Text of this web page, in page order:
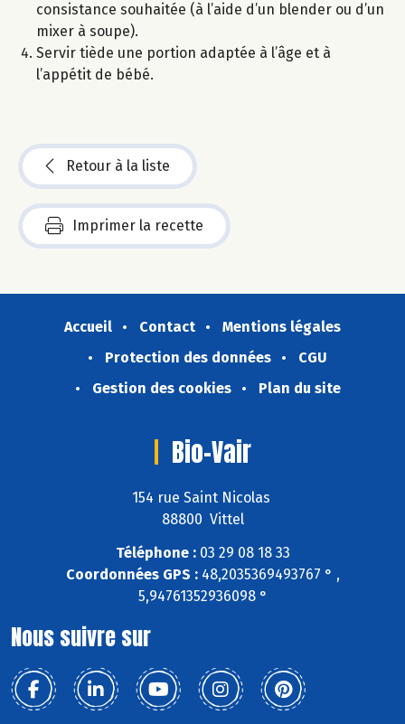
consistance souhaitée (à l’aide d’un blender ou d’un
mixer à soupe).
Servir tiède une portion adaptée à l’âge et à
l’appétit de bébé.
Retour à la liste
Imprimer la recette
Accueil Contact
Mentions légales
Protection des données
CGU
Gestion des cookies
Plan du site
Bio-Vair
154 rue Saint Nicolas
88800 Vittel
Téléphone :03 29 08 18 33
Coordonnées GPS :48,2035369493767 ° ,
5,94761352936098 °
Nous suivre sur